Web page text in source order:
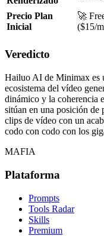
Precio Plan
Inicial
🚀
($15/
Veredicto
Hailuo AI de Minimax es
ecosistema del vídeo
dinámico y la coherencia
sitúan en una posición
clips de vídeo con un
codo con codo con los
MAFIA
Plataforma
Prompts
Tools Radar
Skills
Premium